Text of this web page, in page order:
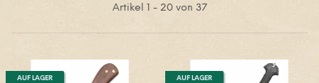
Artikel 1 - 20 von 37
AUF LAGER AUF LAGER